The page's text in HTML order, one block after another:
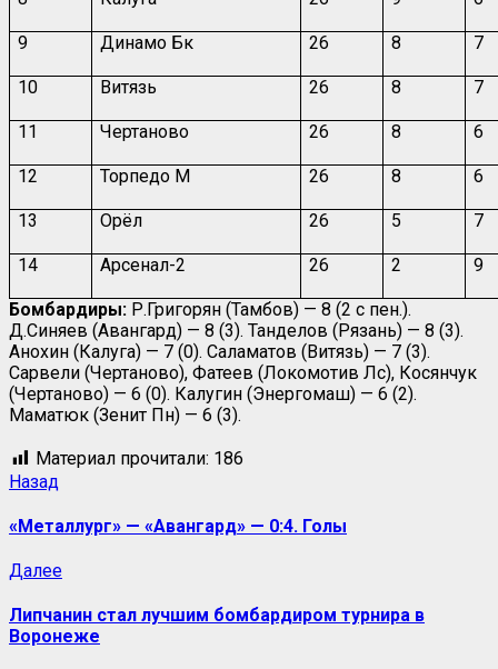
9 Динамо Бк 26 8 7
10 Витязь 26 8 7
11 Чертаново 26 8 6
12 Торпедо М 26 8 6
13 Орёл 26 5 7
14 Арсенал-2 26 2 9
Бомбардиры: Р.Григорян (Тамбов) — 8 (2 с пен.).
Д.Синяев (Авангард) — 8 (3). Танделов (Рязань) — 8 (3).
Анохин (Калуга) — 7 (0). Саламатов (Витязь) — 7 (3).
Сарвели (Чертаново), Фатеев (Локомотив Лс), Косянчук
(Чертаново) — 6 (0). Калугин (Энергомаш) — 6 (2).
Маматюк (Зенит Пн) — 6 (3).
Материал прочитали: 186
Навигация
записи
Назад
«Металлург» — «Авангард» — 0:4. Голы
ДалееСледующая
Липчанин стал лучшим бомбардиром турнира в
Воронеже